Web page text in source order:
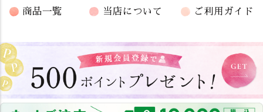
商品一覧 当店について ご利用ガイド